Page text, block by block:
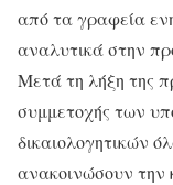
από τα γραφεία
αναλυτικά στην
Μετά τη λήξη της
συμμετοχής των
δικαιολογητικών
ανακοινώσουν